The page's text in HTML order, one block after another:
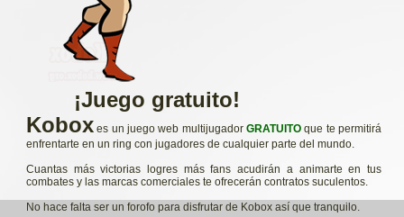
¡Juego gratuito!
Koboxes un juego web multijugador GRATUITO que te permitirá
enfrentarte en un ring con jugadores de cualquier parte del mundo.
Cuantas más victorias logres más fans acudirán a animarte en tus
combates y las marcas comerciales te ofrecerán contratos suculentos.
No hace falta ser un forofo para disfrutar de Kobox así que tranquilo.